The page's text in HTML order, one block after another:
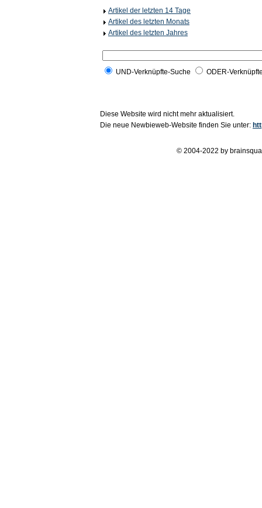
Artikel der letzten 14 Tage
Artikel des letzten Monats
Artikel des letzten Jahres
UND-Verknüpfte-Suche ODER-
Diese Website wird nicht mehr aktualisiert.
Die neue Newbieweb-Website finden Sie unter:
© 2004-2022 by